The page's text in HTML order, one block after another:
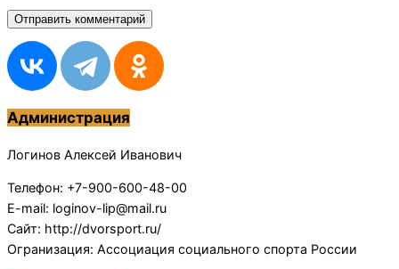
Администрация
Логинов Алексей Иванович
Телефон: +7-900-600-48-00
E-mail: loginov-lip@mail.ru
Сайт: http://dvorsport.ru/
Огранизация: Ассоциация социального спорта России